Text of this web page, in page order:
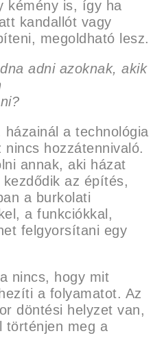
kémény is, így ha
kandallót vagy
megoldható lesz.
adni azoknak, akik
a technológia
hozzátennivaló.
annak, aki házat
az építés,
a burkolati
a funkciókkal,
felgyorsítani egy
nincs, hogy mit
a folyamatot. Az
döntési helyzet van,
történjen meg a